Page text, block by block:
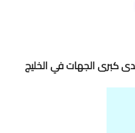
كبرى الجهات في الخليج